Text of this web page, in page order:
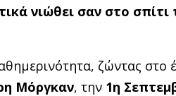
νιώθει σαν στο σπίτι
ζώντας στο
Μόργκαν, την 1η